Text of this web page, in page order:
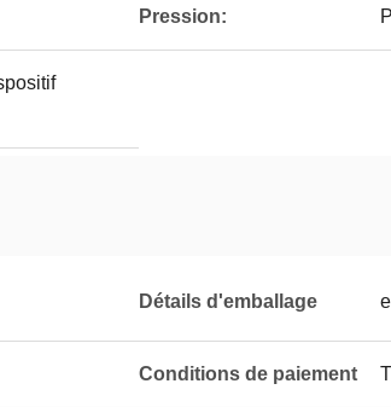
Pression:
Détails d'emballage
Conditions de paiement